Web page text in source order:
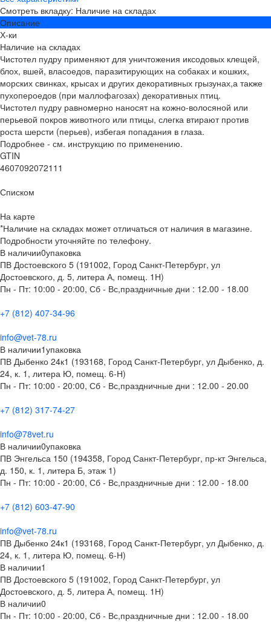
Смотреть вкладку: Наличие на складах
Описание
Х-ки
Наличие на складах
Чистотел пудру применяют для уничтожения иксодовых клещей,
блох, вшей, власоедов, паразитирующих на собаках и кошких,
морских свинках, крысах и других декоративных грызунах,а также
пухопероедов (при маллофагозах) декоративных птиц.
Чистотел пудру равномерно наносят на кожно-волосяной или
перьевой покров животного или птицы, слегка втирают против
роста шерсти (перьев), избегая попадания в глаза.
Подробнее - см. инструкцию по применению.
GTIN
4607092072111
Списком
На карте
*Наличие на складах может отличаться от наличия в магазине.
Подробности уточняйте по телефону.
В наличии0упаковка
ПВ Достоевского 5 (191002, Город Санкт-Петербург, ул
Достоевского, д. 5, литера А, помещ. 1Н)
Пн - Пт: 10:00 - 20:00, Сб - Вс,праздничные дни : 12.00 - 18.00
+7 (812) 407-34-96
info@vet-78.ru
В наличии1упаковка
ПВ Дыбенко 24к1 (193168, Город Санкт-Петербург, ул Дыбенко, д.
24, к. 1, литера Ю, помещ. 6-Н)
Пн - Пт: 10:00 - 20:00, Сб - Вс,праздничные дни : 12.00 - 20.00
+7 (812) 317-74-27
info@78vet.ru
В наличии0упаковка
ПВ Энгельса 150 (194358, Город Санкт-Петербург, пр-кт Энгельса,
д. 150, к. 1, литера Б, этаж 1)
Пн - Пт: 10:00 - 20:00, Сб - Вс,праздничные дни : 12.00 - 18.00
+7 (812) 603-47-90
info@vet-78.ru
ПВ Дыбенко 24к1 (193168, Город Санкт-Петербург, ул Дыбенко, д.
24, к. 1, литера Ю, помещ. 6-Н)
В наличии1
ПВ Достоевского 5 (191002, Город Санкт-Петербург, ул
Достоевского, д. 5, литера А, помещ. 1Н)
В наличии0
Пн - Пт: 10:00 - 20:00, Сб - Вс,праздничные дни : 12.00 - 18.00